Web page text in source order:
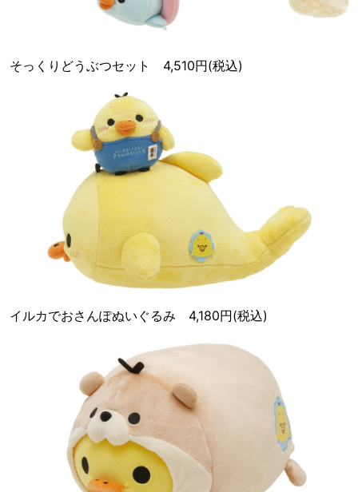
そっくりどうぶつセット 4,510円(税込)
イルカでおさんぽぬいぐるみ 4,180円(税込)